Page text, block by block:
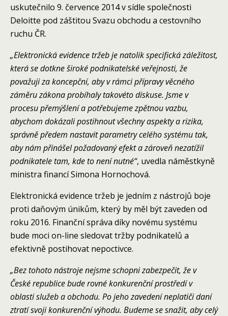
uskutečnilo 9. července 2014 v sídle společnosti
Deloitte pod záštitou Svazu obchodu a cestovního
ruchu ČR.
„Elektronická evidence tržeb je natolik specifická záležitost,
která se dotkne široké podnikatelské veřejnosti, že
považuji za koncepční, aby v rámci přípravy věcného
záměru zákona probíhaly takovéto diskuse. Jsme v
procesu přemýšlení a potřebujeme zpětnou vazbu,
abychom dokázali postihnout všechny aspekty a rizika,
správně předem nastavit parametry celého systému tak,
aby nám přinášel požadovaný efekt a zároveň nezatížil
podnikatele tam, kde to není nutné“, uvedla náměstkyně
ministra financí Simona Hornochová.
Elektronická evidence tržeb je jedním z nástrojů boje
proti daňovým únikům, který by měl být zaveden od
roku 2016. Finanční správa díky novému systému
bude moci on-line sledovat tržby podnikatelů a
efektivně postihovat nepoctivce.
„Bez tohoto nástroje nejsme schopni zabezpečit, že v
České republice bude rovné konkurenční prostředí v
oblasti služeb a obchodu. Po jeho zavedení neplatiči daní
ztratí svoji konkurenční výhodu. Budeme se snažit, aby celý